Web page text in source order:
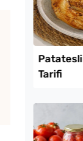
Pratik
Tarifi